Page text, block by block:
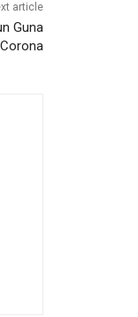
article
Guna
Corona